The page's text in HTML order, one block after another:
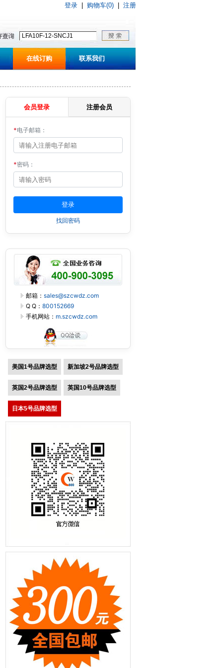
登录 购物车(0) 注册
在线订购 联系我们
会员登录 注册会员
*电子邮箱：
*密码：
找回密码
邮箱： sales@szcwdz.com
Q Q： 800152669
手机网站： m.szcwdz.com
美国1号品牌选型 新加坡2号品牌选型
英国2号品牌选型 英国10号品牌选型
日本5号品牌选型